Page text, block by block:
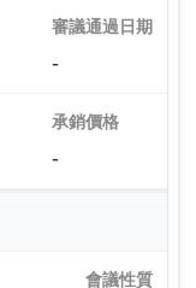
審議通過日期
-
承銷價格
-
會議性質